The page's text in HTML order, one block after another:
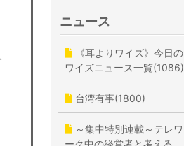
ニュース
《耳よりワイズ》今日の
ワイズニュース一覧(1086)
台湾有事(1800)
～集中特別連載～テレワ
ーク中の経営者と考える